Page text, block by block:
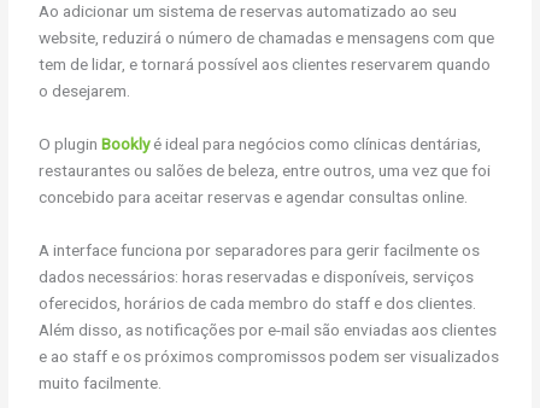
Ao adicionar um sistema de reservas automatizado ao seu
website, reduzirá o número de chamadas e mensagens com que
tem de lidar, e tornará possível aos clientes reservarem quando
o desejarem.
O pluginBookly é ideal para negócios como clínicas dentárias,
restaurantes ou salões de beleza, entre outros, uma vez que foi
concebido para aceitar reservas e agendar consultas online.
A interface funciona por separadores para gerir facilmente os
dados necessários: horas reservadas e disponíveis, serviços
oferecidos, horários de cada membro do staff e dos clientes.
Além disso, as notificações por e-mail são enviadas aos clientes
e ao staff e os próximos compromissos podem ser visualizados
muito facilmente.